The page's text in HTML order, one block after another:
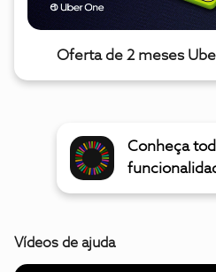
Oferta de 2 meses
Conheça
Vídeos de ajuda